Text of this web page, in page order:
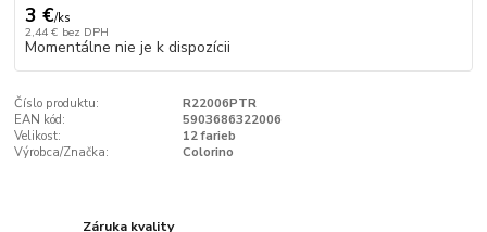
3 €/ks
2,44 € bez DPH
Momentálne nie je k dispozícii
Číslo produktu:
R22006PTR
EAN kód:
5903686322006
Velikost:
12 farieb
Výrobca/Značka:
Colorino
Záruka kvality